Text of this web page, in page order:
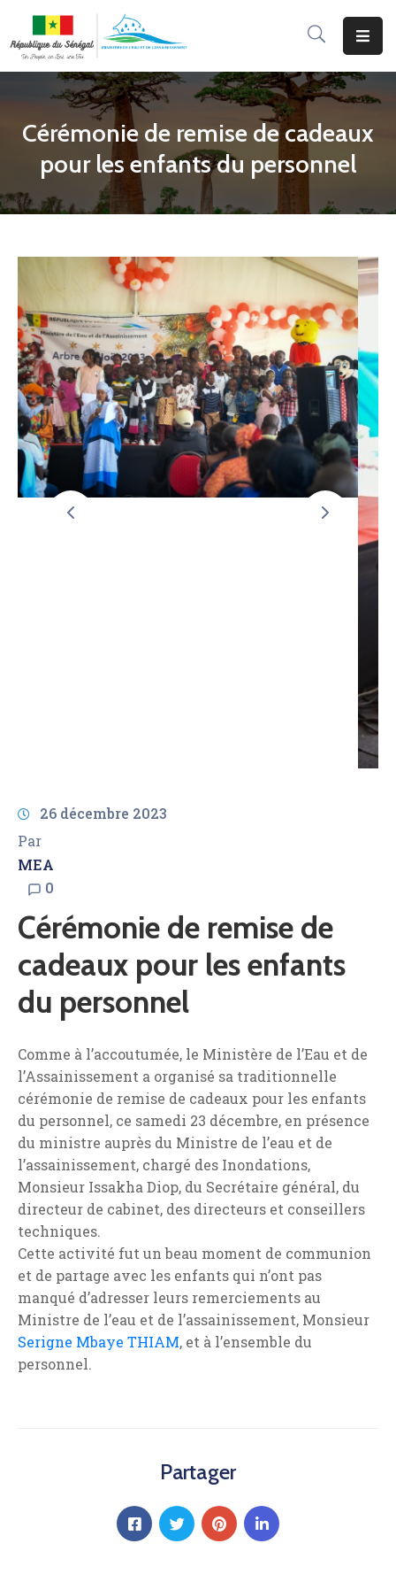
Accueil
Ministère
Programmes
&
Services
Usagers
Actualité
Documentation
AMCOW
Cérémonie de remise de cadeaux
pour les enfants du personnel
26 décembre 2023
Par
MEA
0
Cérémonie de remise de
cadeaux pour les enfants
du personnel
Comme à l’accoutumée, le Ministère de l’Eau et de
l’Assainissement a organisé sa traditionnelle
cérémonie de remise de cadeaux pour les enfants
du personnel, ce samedi 23 décembre, en présence
du ministre auprès du Ministre de l’eau et de
l’assainissement, chargé des Inondations,
Monsieur Issakha Diop, du Secrétaire général, du
directeur de cabinet, des directeurs et conseillers
techniques.
Cette activité fut un beau moment de communion
et de partage avec les enfants qui n’ont pas
manqué d’adresser leurs remerciements au
Ministre de l’eau et de l’assainissement, Monsieur
Serigne Mbaye THIAM, et à l’ensemble du
personnel.
Partager